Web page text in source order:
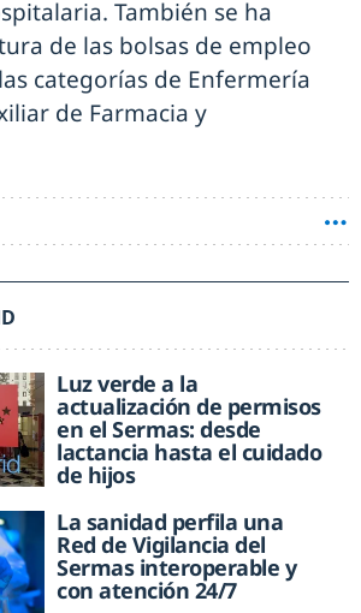
También se ha
de las bolsas de empleo
categorías de Enfermería
de Farmacia y
Luz verde a la
actualización de permisos
en el Sermas: desde
lactancia hasta el cuidado
de hijos
La sanidad perfila una
Red de Vigilancia del
Sermas interoperable y
con atención 24/7